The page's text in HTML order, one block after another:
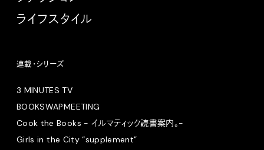
ライフスタイル
連載・シリーズ
3 MINUTES TV
BOOKSWAPMEETING
Cook the Books - イルマティック読書案内。-
Girls in the City “supplement”